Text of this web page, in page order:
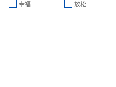
幸福 放松